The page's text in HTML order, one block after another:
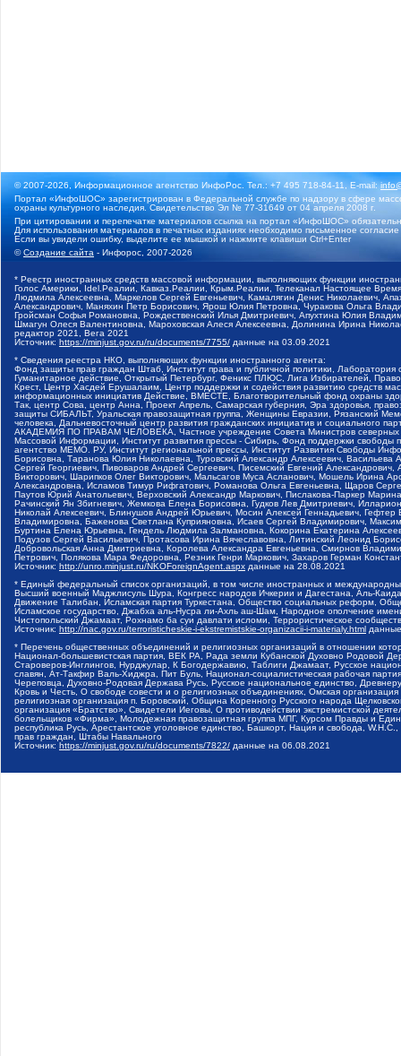
© 2007-2026, Информационное агентство ИнфоРос. Тел.: +7 495 718-84-11, E-mail:
Портал «ИнфоШОС» зарегистрирован в Федеральной службе по надзору в сфере
охраны культурного наследия. Свидетельство Эл № 77-31649 от 04 апреля 2008 г.
При цитировании и перепечатке материалов ссылка на портал «ИнфоШОС»
Для использования материалов в печатных изданиях необходимо письменное
Если вы увидели ошибку, выделите ее мышкой и нажмите клавиши Ctrl+Enter
©Создание сайта - Инфорос, 2007-2026
* Реестр иностранных средств массовой информации, выполняющих функции
Голос Америки, Idel.Реалии, Кавказ.Реалии, Крым.Реалии, Телеканал Настоящее
Людмила Алексеевна, Маркелов Сергей Евгеньевич, Камалягин Денис Николаевич,
Александрович, Маняхин Петр Борисович, Ярош Юлия Петровна, Чуракова Ольга
Гройсман Софья Романовна, Рождественский Илья Дмитриевич, Апухтина Юлия
Шмагун Олеся Валентиновна, Мароховская Алеся Алексеевна, Долинина Ирина
редактор 2021, Вега 2021
Источник: https://minjust.gov.ru/ru/documents/7755/ данные на 03.09.2021
* Сведения реестра НКО, выполняющих функции иностранного агента:
Фонд защиты прав граждан Штаб, Институт права и публичной политики,
Гуманитарное действие, Открытый Петербург, Феникс ПЛЮС, Лига Избирателей,
Крест, Центр Хасдей Ерушалаим, Центр поддержки и содействия развитию средств
информационных инициатив Действие, ВМЕСТЕ, Благотворительный фонд охраны
Так, центр Сова, центр Анна, Проект Апрель, Самарская губерния, Эра здоровья,
защиты СИБАЛЬТ, Уральская правозащитная группа, Женщины Евразии, Рязанский
человека, Дальневосточный центр развития гражданских инициатив и социального
АКАДЕМИЯ ПО ПРАВАМ ЧЕЛОВЕКА, Частное учреждение Совета Министров северных
Массовой Информации, Институт развития прессы - Сибирь, Фонд поддержки
агентство МЕМО. РУ, Институт региональной прессы, Институт Развития Свободы
Борисовна, Таранова Юлия Николаевна, Туровский Александр Алексеевич,
Сергей Георгиевич, Пивоваров Андрей Сергеевич, Писемский Евгений
Викторович, Шарипков Олег Викторович, Мальсагов Муса Асланович, Мошель Ирина
Александровна, Исламов Тимур Рифгатович, Романова Ольга Евгеньевна, Щаров
Паутов Юрий Анатольевич, Верховский Александр Маркович, Пислакова-Паркер
Рачинский Ян Збигневич, Жемкова Елена Борисовна, Гудков Лев Дмитриевич,
Николай Алексеевич, Блинушов Андрей Юрьевич, Мосин Алексей Геннадьевич,
Владимировна, Баженова Светлана Куприяновна, Исаев Сергей Владимирович,
Буртина Елена Юрьевна, Гендель Людмила Залмановна, Кокорина Екатерина
Подузов Сергей Васильевич, Протасова Ирина Вячеславовна, Литинский Леонид
Добровольская Анна Дмитриевна, Королева Александра Евгеньевна, Смирнов
Петрович, Полякова Мара Федоровна, Резник Генри Маркович, Захаров Герман
Источник: http://unro.minjust.ru/NKOForeignAgent.aspx данные на 28.08.2021
* Единый федеральный список организаций, в том числе иностранных и
Высший военный Маджлисуль Шура, Конгресс народов Ичкерии и Дагестана, Аль-
Движение Талибан, Исламская партия Туркестана, Общество социальных реформ,
Исламское государство, Джабха аль-Нусра ли-Ахль аш-Шам, Народное ополчение
Чистопольский Джамаат, Рохнамо ба суи давлати исломи, Террористическое
Источник: http://nac.gov.ru/terroristicheskie-i-ekstremistskie-organizacii-i-materialy.html
* Перечень общественных объединений и религиозных организаций в отношении
Национал-большевистская партия, ВЕК РА, Рада земли Кубанской Духовно Родовой
Староверов-Инглингов, Нурджулар, К Богодержавию, Таблиги Джамаат, Русское
славян, Ат-Такфир Валь-Хиджра, Пит Буль, Национал-социалистическая рабочая
Череповца, Духовно-Родовая Держава Русь, Русское национальное единство,
Кровь и Честь, О свободе совести и о религиозных объединениях, Омская
религиозная организация п. Боровский, Община Коренного Русского народа
организация «Братство», Свидетели Иеговы, О противодействии экстремистской
болельщиков «Фирма», Молодежная правозащитная группа МПГ, Курсом Правды и
республика Русь, Арестантское уголовное единство, Башкорт, Нация и свобода,
прав граждан, Штабы Навального
Источник: https://minjust.gov.ru/ru/documents/7822/ данные на 06.08.2021